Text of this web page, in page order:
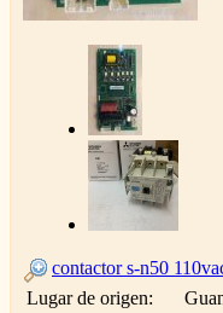
contactor s-n50
Lugar de origen: